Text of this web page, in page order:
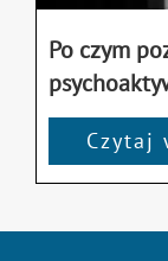
Po czym
Czytaj